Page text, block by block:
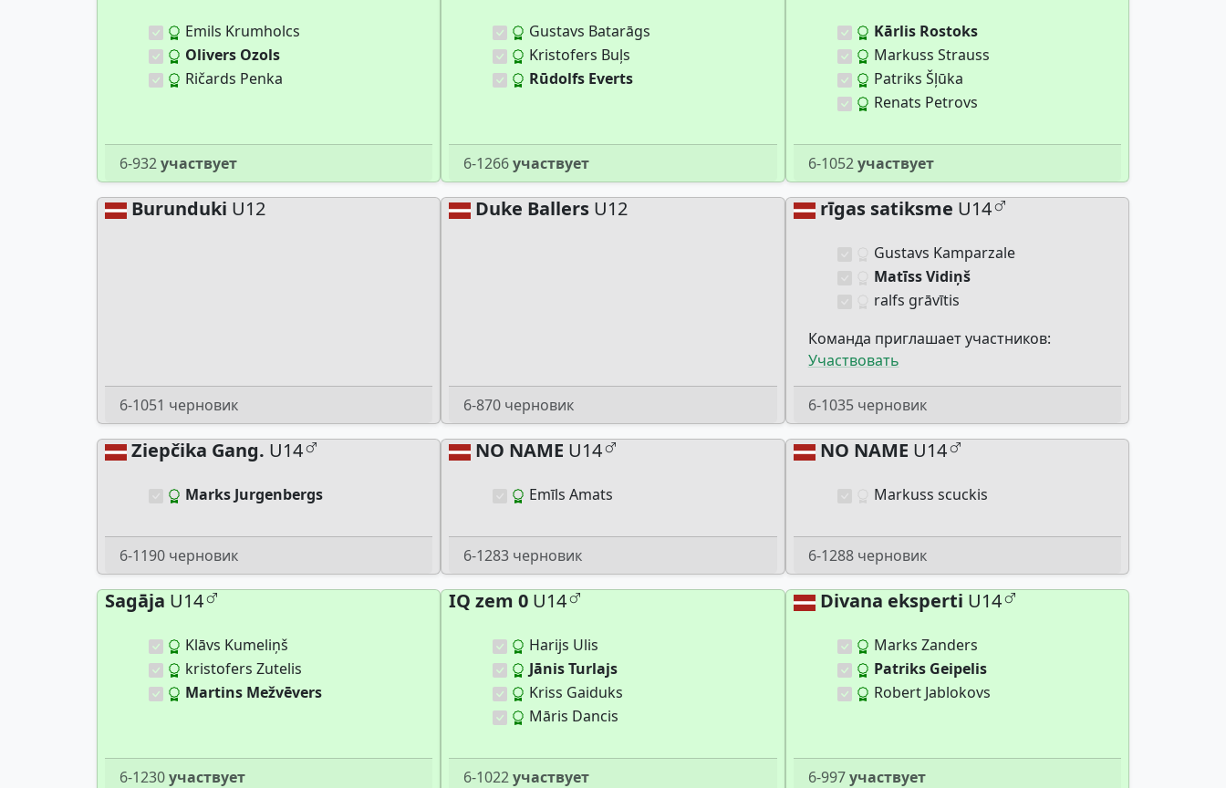
Emils Krumholcs
Olivers Ozols
Ričards Penka
6-932участвует
Gustavs Batarāgs
Kristofers Buļs
Rūdolfs Everts
6-1266участвует
Kārlis Rostoks
Markuss Strauss
Patriks Šļūka
Renats Petrovs
6-1052участвует
Burunduki U12
6-1051 черновик
Duke Ballers U12
6-870 черновик
rīgas satiksme U14
Gustavs Kamparzale
Matīss Vidiņš
ralfs grāvītis
Команда приглашает участников:
Участвовать
6-1035 черновик
Ziepčika Gang. U14
Marks Jurgenbergs
6-1190 черновик
NO NAME U14
Emīls Amats
6-1283 черновик
NO NAME U14
Markuss scuckis
6-1288 черновик
Sagāja U14
Klāvs Kumeliņš
kristofers Zutelis
Martins Mežvēvers
6-1230участвует
IQ zem 0 U14
Harijs Ulis
Jānis Turlajs
Kriss Gaiduks
Māris Dancis
6-1022участвует
Divana eksperti U14
Marks Zanders
Patriks Geipelis
Robert Jablokovs
6-997участвует